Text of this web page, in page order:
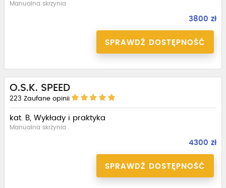
Manualna skrzynia
3800 zł
SPRAWDŹ DOSTĘPNOŚĆ
O.S.K. SPEED
223 Zaufane opinii
kat. B, Wykłady i praktyka
Manualna skrzynia
4300 zł
SPRAWDŹ DOSTĘPNOŚĆ